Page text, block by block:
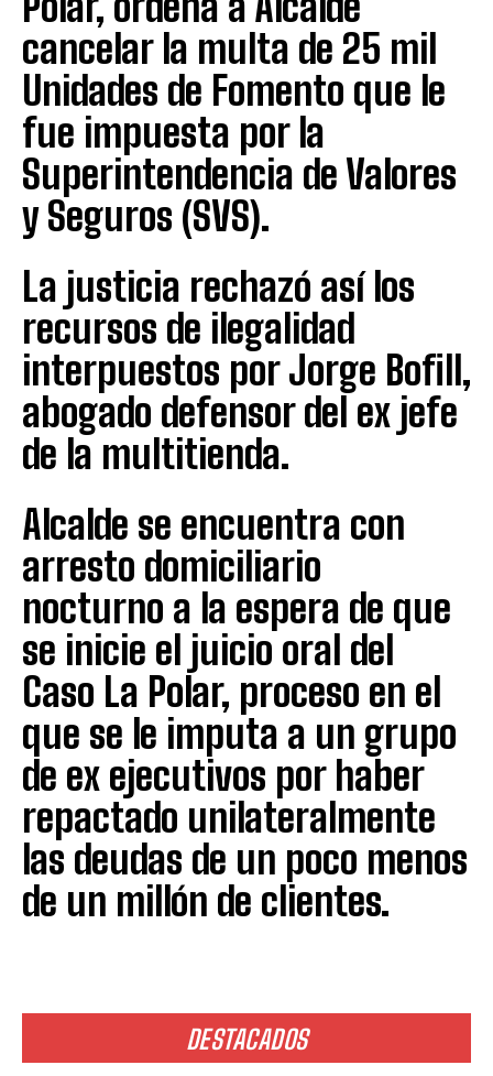
DESTACADOS
cancelar la multa de 25 mil
Unidades de Fomento que le
fue impuesta por la
Superintendencia de Valores
y Seguros (SVS).
La justicia rechazó así los
recursos de ilegalidad
interpuestos por Jorge Bofill,
abogado defensor del ex jefe
de la multitienda.
Alcalde se encuentra con
arresto domiciliario
nocturno a la espera de que
se inicie el juicio oral del
Caso La Polar, proceso en el
que se le imputa a un grupo
de ex ejecutivos por haber
repactado unilateralmente
las deudas de un poco menos
de un millón de clientes.